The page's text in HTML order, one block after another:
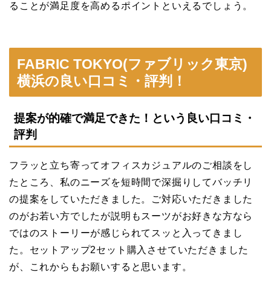
ることが満足度を高めるポイントといえるでしょう。
FABRIC TOKYO(ファブリック東京)
横浜の良い口コミ・評判！
提案が的確で満足できた！という良い口コミ・
評判
フラッと立ち寄ってオフィスカジュアルのご相談をし
たところ、私のニーズを短時間で深掘りしてバッチリ
の提案をしていただきました。ご対応いただきました
のがお若い方でしたが説明もスーツがお好きな方なら
ではのストーリーが感じられてスッと入ってきまし
た。セットアップ2セット購入させていただきました
が、これからもお願いすると思います。